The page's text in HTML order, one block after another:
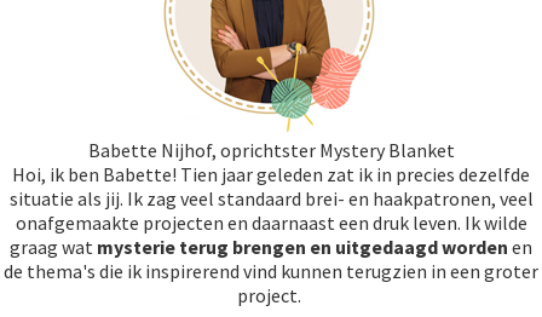
Babette Nijhof, oprichtster Mystery Blanket
Hoi, ik ben Babette! Tien jaar geleden zat ik in precies dezelfde
situatie als jij. Ik zag veel standaard brei- en haakpatronen, veel
onafgemaakte projecten en daarnaast een druk leven. Ik wilde
graag wat mysterie terug brengen en uitgedaagdworden en
de thema's die ik inspirerend vind kunnen terugzien in een groter
project.